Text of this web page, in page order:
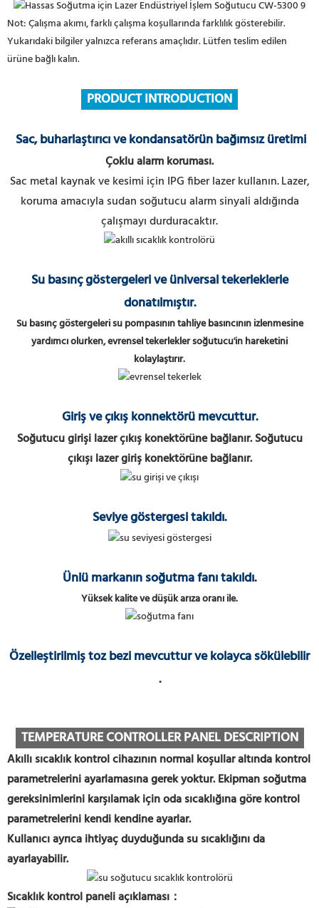
Not: Çalışma akımı, farklı çalışma koşullarında farklılık gösterebilir.
Yukarıdaki bilgiler yalnızca referans amaçlıdır. Lütfen teslim edilen
ürüne bağlı kalın.
PRODUCT INTRODUCTION
Sac, buharlaştırıcı ve kondansatörün bağımsız üretimi
Çoklu alarm koruması.
Sac metal kaynak ve kesimi için IPG fiber lazer kullanın.Lazer,
koruma amacıyla sudan soğutucu alarm sinyali aldığında
çalışmayı durduracaktır.
Su basınç göstergeleri ve üniversal tekerleklerle
donatılmıştır.
Su basınç göstergeleri su pompasının tahliye basıncının izlenmesine
yardımcı olurken, evrensel tekerlekler soğutucu'in hareketini
kolaylaştırır.
Giriş ve çıkış konnektörü mevcuttur.
Soğutucu girişi lazer çıkış konektörüne bağlanır. Soğutucu
çıkışı lazer giriş konektörüne bağlanır.
Seviye göstergesi takıldı.
Ünlü markanın soğutma fanı takıldı.
Yüksek kalite ve düşük arıza oranı ile.
Özelleştirilmiş toz bezi mevcuttur ve kolayca sökülebilir
.
TEMPERATURE CONTROLLER PANEL DESCRIPTION
Akıllı sıcaklık kontrol cihazının normal koşullar altında kontrol
parametrelerini ayarlamasına gerek yoktur. Ekipman soğutma
gereksinimlerini karşılamak için oda sıcaklığına göre kontrol
parametrelerini kendi kendine ayarlar.
Kullanıcı ayrıca ihtiyaç duyduğunda su sıcaklığını da
ayarlayabilir.
Sıcaklık kontrol paneli açıklaması：